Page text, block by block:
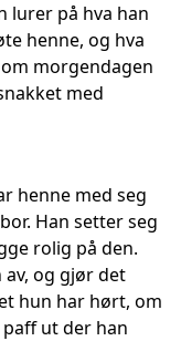
lurer på hva han
henne, og hva
morgendagen
med
henne med seg
Han setter seg
rolig på den.
av, og gjør det
hun har hørt, om
ut der han